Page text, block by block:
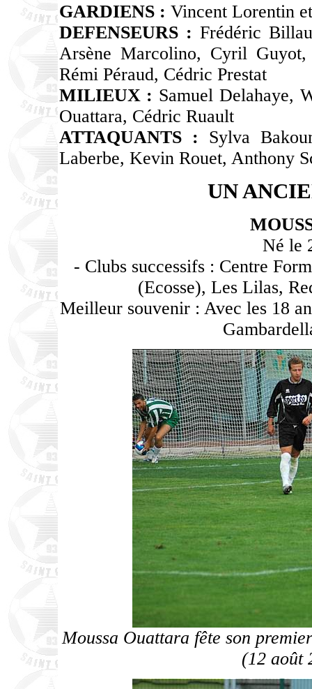
GARDIENS : Vincent Lorentin
DEFENSEURS : Frédéric
Arsène Marcolino, Cyril
Rémi Péraud, Cédric Prestat
MILIEUX : Samuel Delahaye,
Ouattara, Cédric Ruault
ATTAQUANTS : Sylva
Laberbe, Kevin Rouet, Anthony
UN
Né le
- Clubs successifs : Centre
(Ecosse), Les Lilas,
Meilleur souvenir : Avec les 18
Moussa Ouattara fête son
(12 août